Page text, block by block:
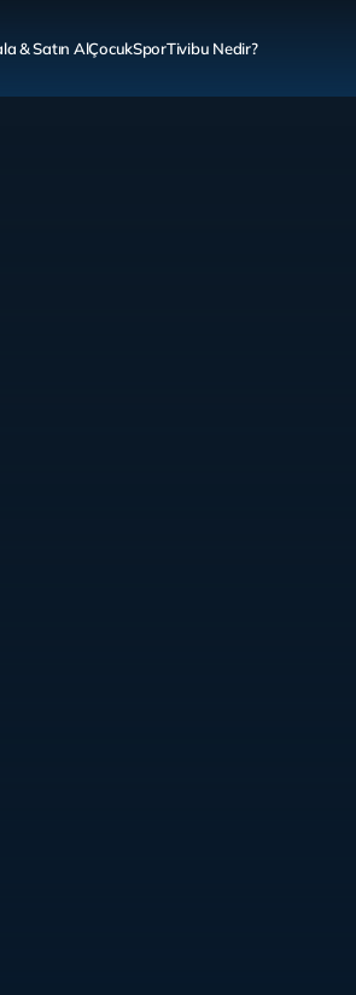
& Satın AlÇocukSporTivibu Nedir?